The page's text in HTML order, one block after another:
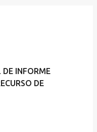
DE INFORME
DE